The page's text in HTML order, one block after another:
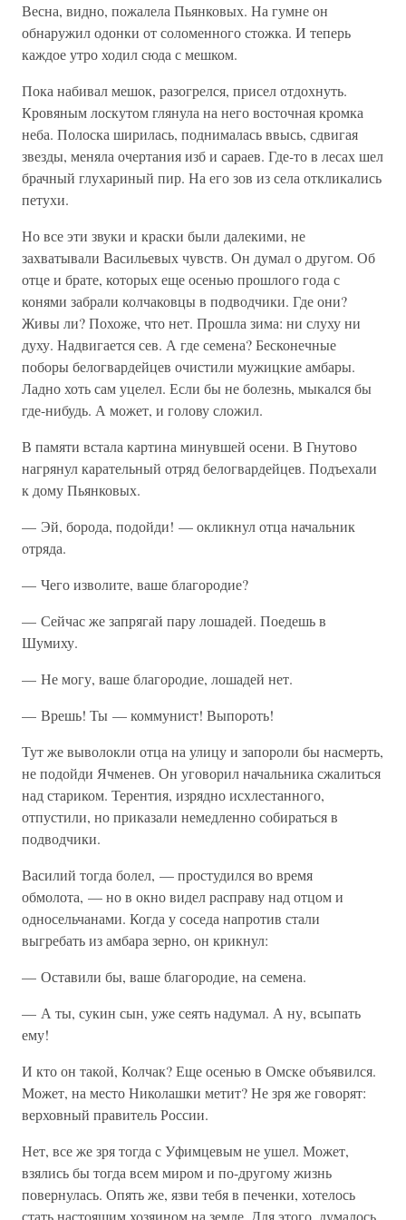
Весна, видно, пожалела Пьянковых. На гумне он
обнаружил одонки от соломенного стожка. И теперь
каждое утро ходил сюда с мешком.
Пока набивал мешок, разогрелся, присел отдохнуть.
Кровяным лоскутом глянула на него восточная кромка
неба. Полоска ширилась, поднималась ввысь, сдвигая
звезды, меняла очертания изб и сараев. Где-то в лесах шел
брачный глухариный пир. На его зов из села откликались
петухи.
Но все эти звуки и краски были далекими, не
захватывали Васильевых чувств. Он думал о другом. Об
отце и брате, которых еще осенью прошлого года с
конями забрали колчаковцы в подводчики. Где они?
Живы ли? Похоже, что нет. Прошла зима: ни слуху ни
духу. Надвигается сев. А где семена? Бесконечные
поборы белогвардейцев очистили мужицкие амбары.
Ладно хоть сам уцелел. Если бы не болезнь, мыкался бы
где-нибудь. А может, и голову сложил.
В памяти встала картина минувшей осени. В Гнутово
нагрянул карательный отряд белогвардейцев. Подъехали
к дому Пьянковых.
— Эй, борода, подойди! — окликнул отца начальник
отряда.
— Чего изволите, ваше благородие?
— Сейчас же запрягай пару лошадей. Поедешь в
Шумиху.
— Не могу, ваше благородие, лошадей нет.
— Врешь! Ты — коммунист! Выпороть!
Тут же выволокли отца на улицу и запороли бы насмерть,
не подойди Ячменев. Он уговорил начальника сжалиться
над стариком. Терентия, изрядно исхлестанного,
отпустили, но приказали немедленно собираться в
подводчики.
Василий тогда болел, — простудился во время
обмолота, — но в окно видел расправу над отцом и
односельчанами. Когда у соседа напротив стали
выгребать из амбара зерно, он крикнул:
— Оставили бы, ваше благородие, на семена.
— А ты, сукин сын, уже сеять надумал. А ну, всыпать
ему!
И кто он такой, Колчак? Еще осенью в Омске объявился.
Может, на место Николашки метит? Не зря же говорят:
верховный правитель России.
Нет, все же зря тогда с Уфимцевым не ушел. Может,
взялись бы тогда всем миром и по-другому жизнь
повернулась. Опять же, язви тебя в печенки, хотелось
стать настоящим хозяином на земле. Для этого, думалось,